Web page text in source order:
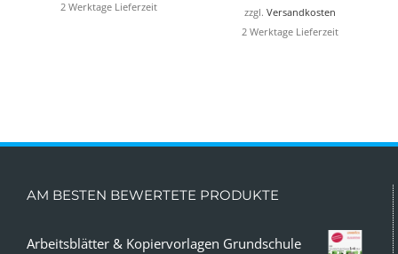
2 Werktage Lieferzeit
49,99 €
zzgl. Versandkosten
2 Werktage Lieferzeit
AM BESTEN BEWERTETE PRODUKTE
Arbeitsblätter & Kopiervorlagen Grundschule